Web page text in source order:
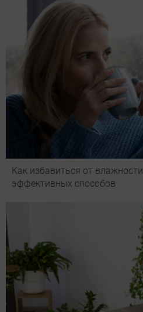
Как избавиться от
эффективных способов